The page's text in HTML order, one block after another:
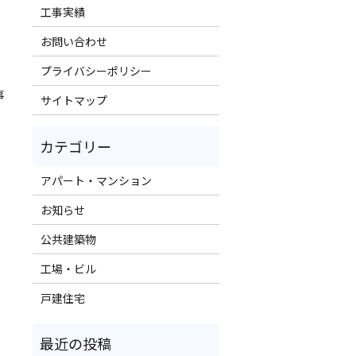
工事実績
お問い合わせ
プライバシーポリシー
サイトマップ
アパート・マンション
お知らせ
公共建築物
工場・ビル
戸建住宅